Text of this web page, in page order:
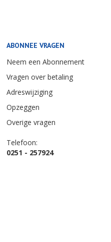
ABONNEE VRAGEN
Neem een Abonnement
Vragen over betaling
Adreswijziging
Opzeggen
Overige vragen
Telefoon:
0251 - 257924